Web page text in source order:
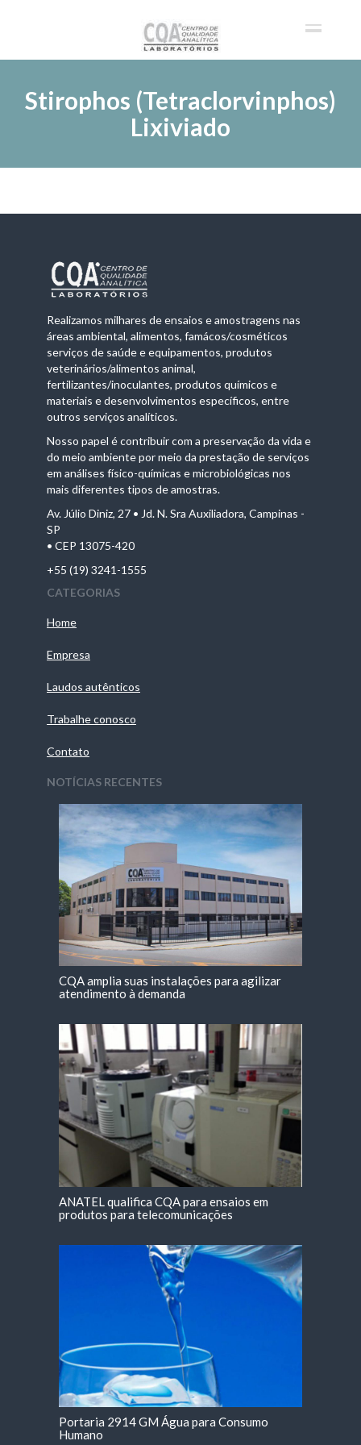
Stirophos (Tetraclorvinphos)
Lixiviado
Realizamos milhares de ensaios e amostragens nas
áreas ambiental, alimentos, famácos/cosméticos
serviços de saúde e equipamentos, produtos
veterinários/alimentos animal,
fertilizantes/inoculantes, produtos químicos e
materiais e desenvolvimentos específicos, entre
outros serviços analíticos.
Nosso papel é contribuir com a preservação da vida e
do meio ambiente por meio da prestação de serviços
em análises físico-químicas e microbiológicas nos
mais diferentes tipos de amostras.
Av. Júlio Diniz, 27 • Jd. N. Sra Auxiliadora, Campinas -
SP
• CEP 13075-420
+55 (19) 3241-1555
CATEGORIAS
Home
Empresa
Laudos autênticos
Trabalhe conosco
Contato
NOTÍCIAS RECENTES
CQA amplia suas instalações para agilizar
atendimento à demanda
ANATEL qualifica CQA para ensaios em
produtos para telecomunicações
Portaria 2914 GM Água para Consumo
Humano